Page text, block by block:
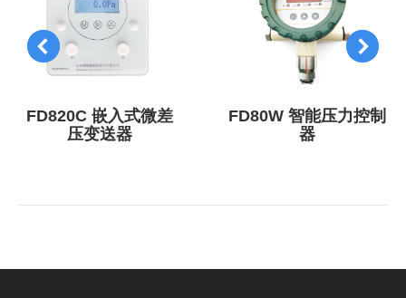
FD820C 嵌入式微差
压变送器
FD80W 智能压力控制
器